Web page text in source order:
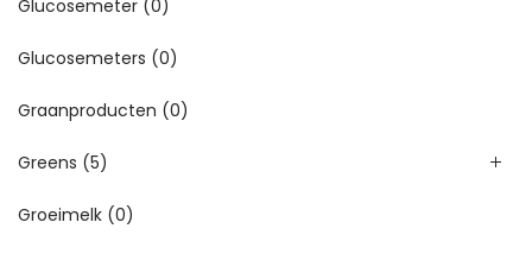
Glucosemeter (0)
Glucosemeters (0)
Graanproducten (0)
Greens (5)
Groeimelk (0)